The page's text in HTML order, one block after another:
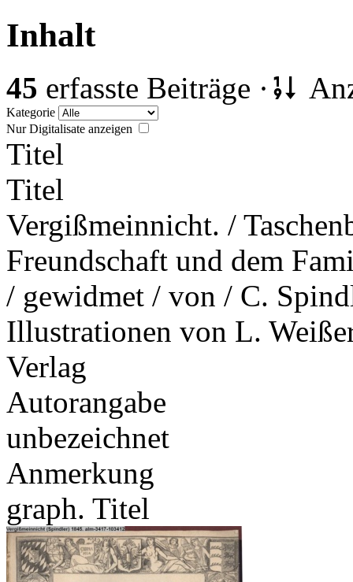
Inhalt
45 erfasste Beiträge ·
Kategorie
Nur Digitalisate anzeigen
Titel
Titel
Vergißmeinnicht. /
Freundschaft und dem
/ gewidmet / von / C.
Illustrationen von L.
Verlag
Autorangabe
unbezeichnet
Anmerkung
graph. Titel